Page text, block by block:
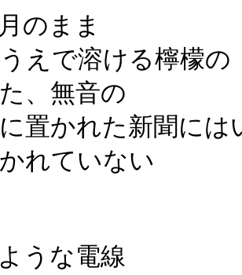
のまま
えで溶ける檸檬の
、無音の
置かれた新聞には
れていない
うな電線